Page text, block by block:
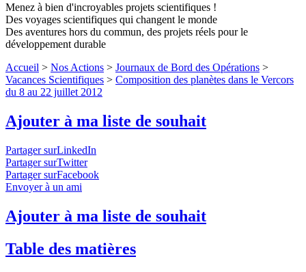
Menez à bien d'incroyables projets scientifiques !
Des voyages scientifiques qui changent le monde
Des aventures hors du commun, des projets réels pour le
développement durable
Accueil > Nos Actions > Journaux de Bord des Opérations >
Vacances Scientifiques > Composition des planètes dans le Vercors
du 8 au 22 juillet 2012
Ajouter à ma liste de souhait
Partager surLinkedIn
Partager surTwitter
Partager surFacebook
Envoyer à un ami
Ajouter à ma liste de souhait
Table des matières